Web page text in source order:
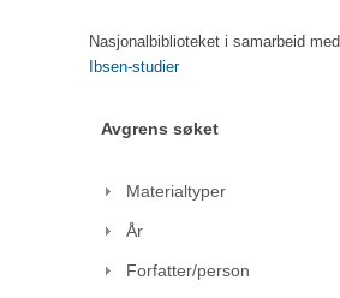
Nasjonalbiblioteket i samarbeid med
Ibsen-studier
Avgrens søket
Materialtyper
År
Forfatter/person